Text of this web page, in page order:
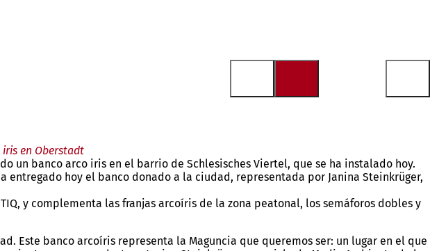
en Oberstadt
un banco arco iris en el barrio de Schlesisches Viertel, que se ha instalado hoy.
hoy el banco donado a la ciudad, representada por Janina Steinkrüger,
y complementa las franjas arcoíris de la zona peatonal, los semáforos dobles y
Este banco arcoíris representa la Maguncia que queremos ser: un lugar en el que